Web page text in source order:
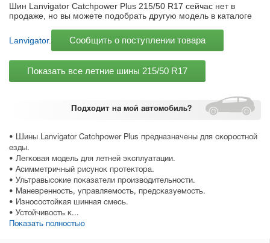
Подходит на мой автомобиль?
• Шины Lanvigator Catchpower Plus предназначены для скоростной
езды.
• Легковая модель для летней эксплуатации.
• Асимметричный рисунок протектора.
• Ультравысокие показатели производительности.
• Маневренность, управляемость, предсказуемость.
• Износостойкая шинная смесь.
• Устойчивость к...
Показать полностью
Шин Lanvigator Catchpower Plus 215/50 R17 сейчас нет в
продаже, но вы можете подобрать другую модель в каталоге
Lanvigator. Сообщить о поступлении товара
Показать все летние шины 215/50 R17